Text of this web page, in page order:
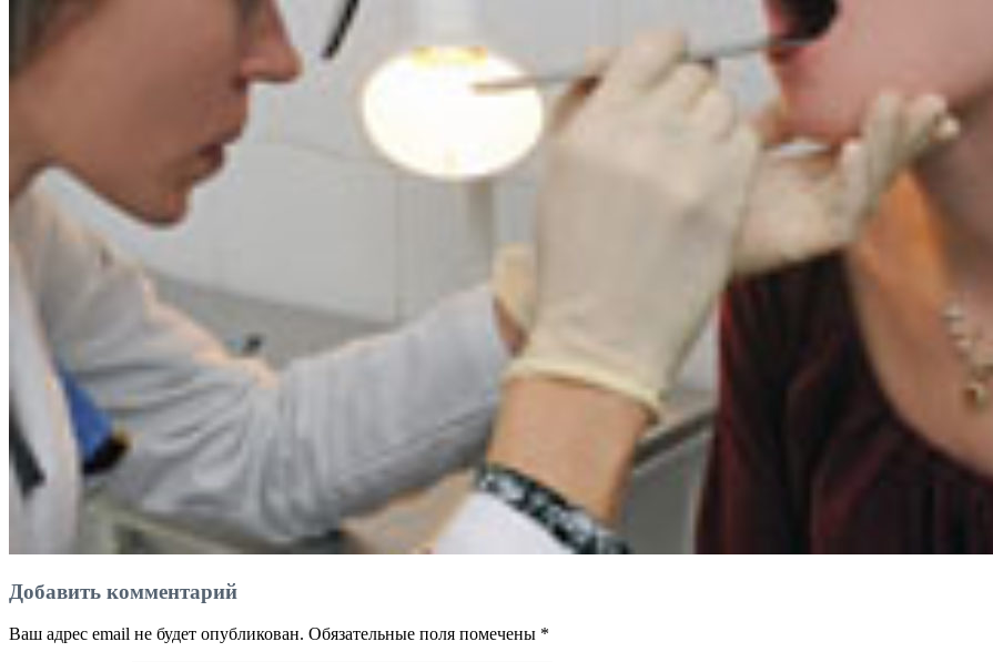
Добавить комментарий
Ваш адрес email не будет опубликован. Обязательные поля помечены *